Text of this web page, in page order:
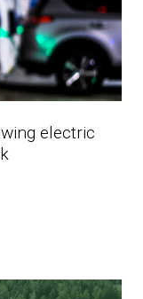
electric